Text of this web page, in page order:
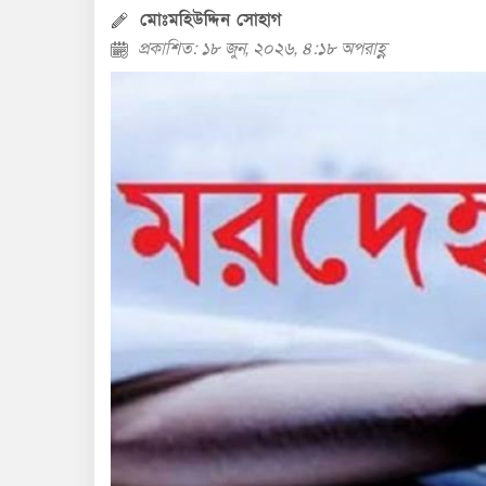
মোঃমহিউদ্দিন সোহাগ
প্রকাশিত: ১৮ জুন, ২০২৬, ৪:১৮ অপরাহ্ণ